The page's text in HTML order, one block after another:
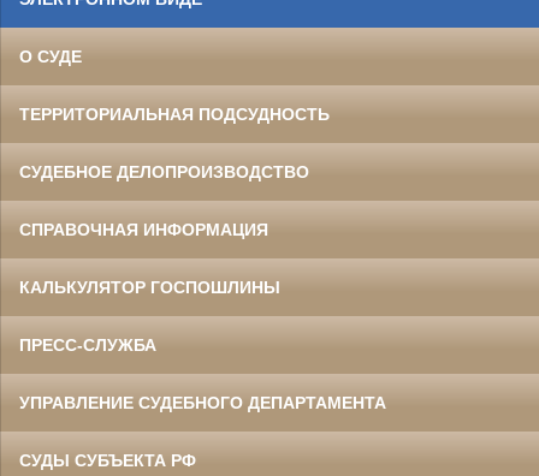
О СУДЕ
ТЕРРИТОРИАЛЬНАЯ ПОДСУДНОСТЬ
СУДЕБНОЕ ДЕЛОПРОИЗВОДСТВО
СПРАВОЧНАЯ ИНФОРМАЦИЯ
КАЛЬКУЛЯТОР ГОСПОШЛИНЫ
ПРЕСС-СЛУЖБА
УПРАВЛЕНИЕ СУДЕБНОГО ДЕПАРТАМЕНТА
СУДЫ СУБЪЕКТА РФ